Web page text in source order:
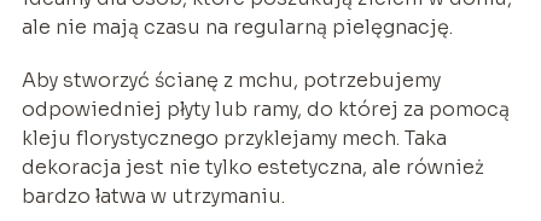
ale nie mają czasu na regularną pielęgnację.
Aby stworzyć ścianę z mchu, potrzebujemy
odpowiedniej płyty lub ramy, do której za pomocą
kleju florystycznego przyklejamy mech. Taka
dekoracja jest nie tylko estetyczna, ale również
bardzo łatwa w utrzymaniu.